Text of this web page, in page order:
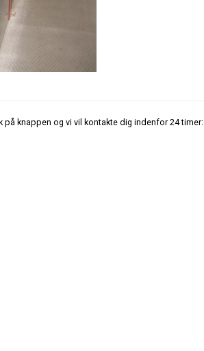
knappen og vi vil kontakte dig indenfor 24 timer: